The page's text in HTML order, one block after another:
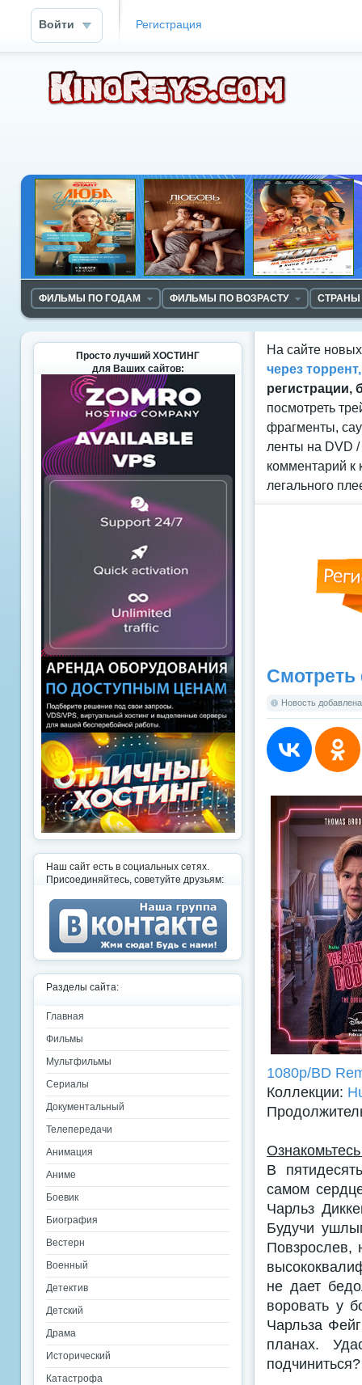
Войти Регистрация
ФИЛЬМЫ ПО ГОДАМ ФИЛЬМЫ ПО ВОЗРАСТУ
На сайте
через
регистрации,
посмотреть
фрагменты,
ленты на DVD
комментарий к
легального
Смотреть
Новость
1080p/BD
Коллекции:
В
самом
Чарльз
Будучи
Повзрослев,
не дает
воровать у
Чарльза
планах.
подчиниться?
Просто лучший ХОСТИНГ
для Ваших сайтов:
Наш сайт есть в социальных сетях.
Присоединяйтесь, советуйте друзьям:
Разделы сайта:
Главная
Фильмы
Мультфильмы
Сериалы
Документальный
Телепередачи
Анимация
Аниме
Боевик
Биография
Вестерн
Военный
Детектив
Детский
Драма
Исторический
Катастрофа